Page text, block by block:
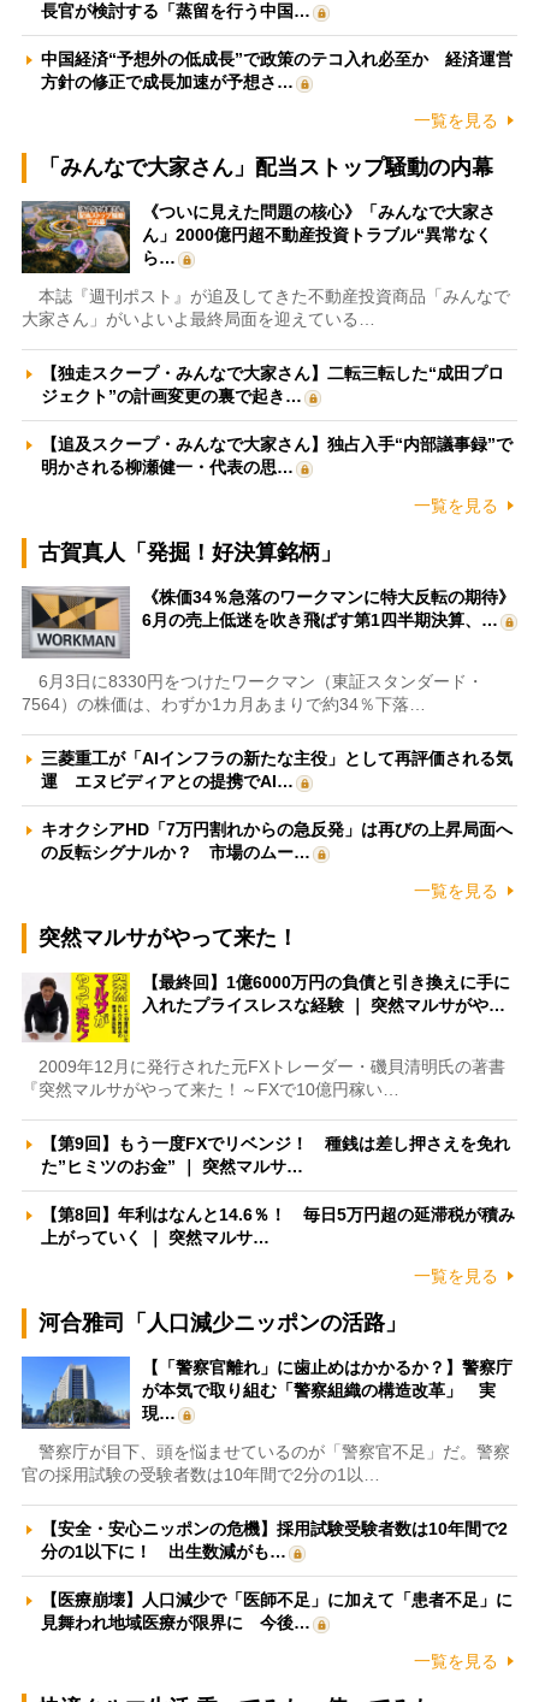
長官が検討する「蒸留を行う中国…
中国経済“予想外の低成長”で政策のテコ入れ必至か 経済運営
方針の修正で成長加速が予想さ…
一覧を見る
「みんなで大家さん」配当ストップ騒動の内幕
《ついに見えた問題の核心》「みんなで大家さ
ん」2000億円超不動産投資トラブル“異常なく
ら…
本誌『週刊ポスト』が追及してきた不動産投資商品「みんなで
大家さん」がいよいよ最終局面を迎えている…
【独走スクープ・みんなで大家さん】二転三転した“成田プロ
ジェクト”の計画変更の裏で起き…
【追及スクープ・みんなで大家さん】独占入手“内部議事録”で
明かされる柳瀬健一・代表の思…
一覧を見る
古賀真人「発掘！好決算銘柄」
《株価34％急落のワークマンに特大反転の期待》
6月の売上低迷を吹き飛ばす第1四半期決算、…
6月3日に8330円をつけたワークマン（東証スタンダード・
7564）の株価は、わずか1カ月あまりで約34％下落…
三菱重工が「AIインフラの新たな主役」として再評価される気
運 エヌビディアとの提携でAI…
キオクシアHD「7万円割れからの急反発」は再びの上昇局面へ
の反転シグナルか？ 市場のムー…
一覧を見る
突然マルサがやって来た！
【最終回】1億6000万円の負債と引き換えに手に
入れたプライスレスな経験 ｜ 突然マルサがや…
2009年12月に発行された元FXトレーダー・磯貝清明氏の著書
『突然マルサがやって来た！～FXで10億円稼い…
【第9回】もう一度FXでリベンジ！ 種銭は差し押さえを免れ
た”ヒミツのお金” ｜ 突然マルサ…
【第8回】年利はなんと14.6％！ 毎日5万円超の延滞税が積み
上がっていく ｜ 突然マルサ…
一覧を見る
河合雅司「人口減少ニッポンの活路」
【「警察官離れ」に歯止めはかかるか？】警察庁
が本気で取り組む「警察組織の構造改革」 実
現…
警察庁が目下、頭を悩ませているのが「警察官不足」だ。警察
官の採用試験の受験者数は10年間で2分の1以…
【安全・安心ニッポンの危機】採用試験受験者数は10年間で2
分の1以下に！ 出生数減がも…
【医療崩壊】人口減少で「医師不足」に加えて「患者不足」に
見舞われ地域医療が限界に 今後…
一覧を見る